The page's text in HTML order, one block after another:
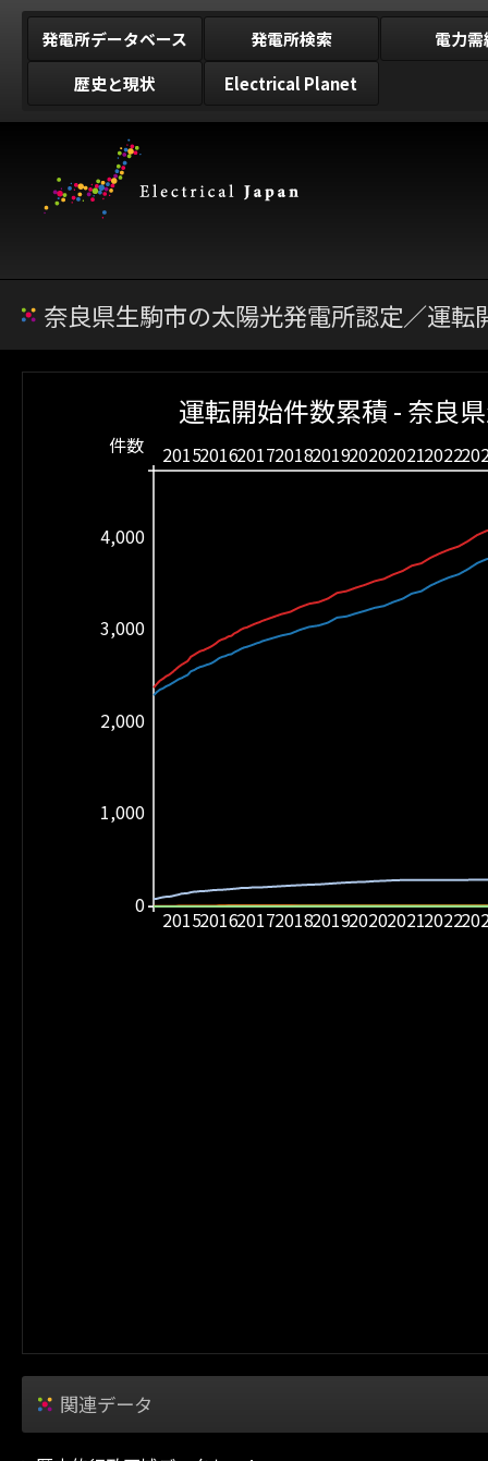
発電所データベース 発電所検索
電力需
歴史と現状
Electrical Planet
奈良県生駒市の太陽光発電所認定／運転
20152016201720182019202020212022
20152016201720182019202020212022
0
1,000
2,000
3,000
4,000
件数
運転開始件数累積 - 奈良
関連データ